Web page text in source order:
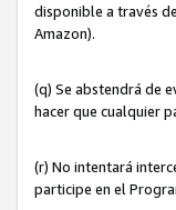
disponible a través
Amazon).
(q) Se abstendrá de
hacer que cualquier
(r) No intentará
participe en el